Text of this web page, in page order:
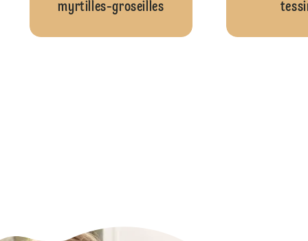
myrtilles-groseilles